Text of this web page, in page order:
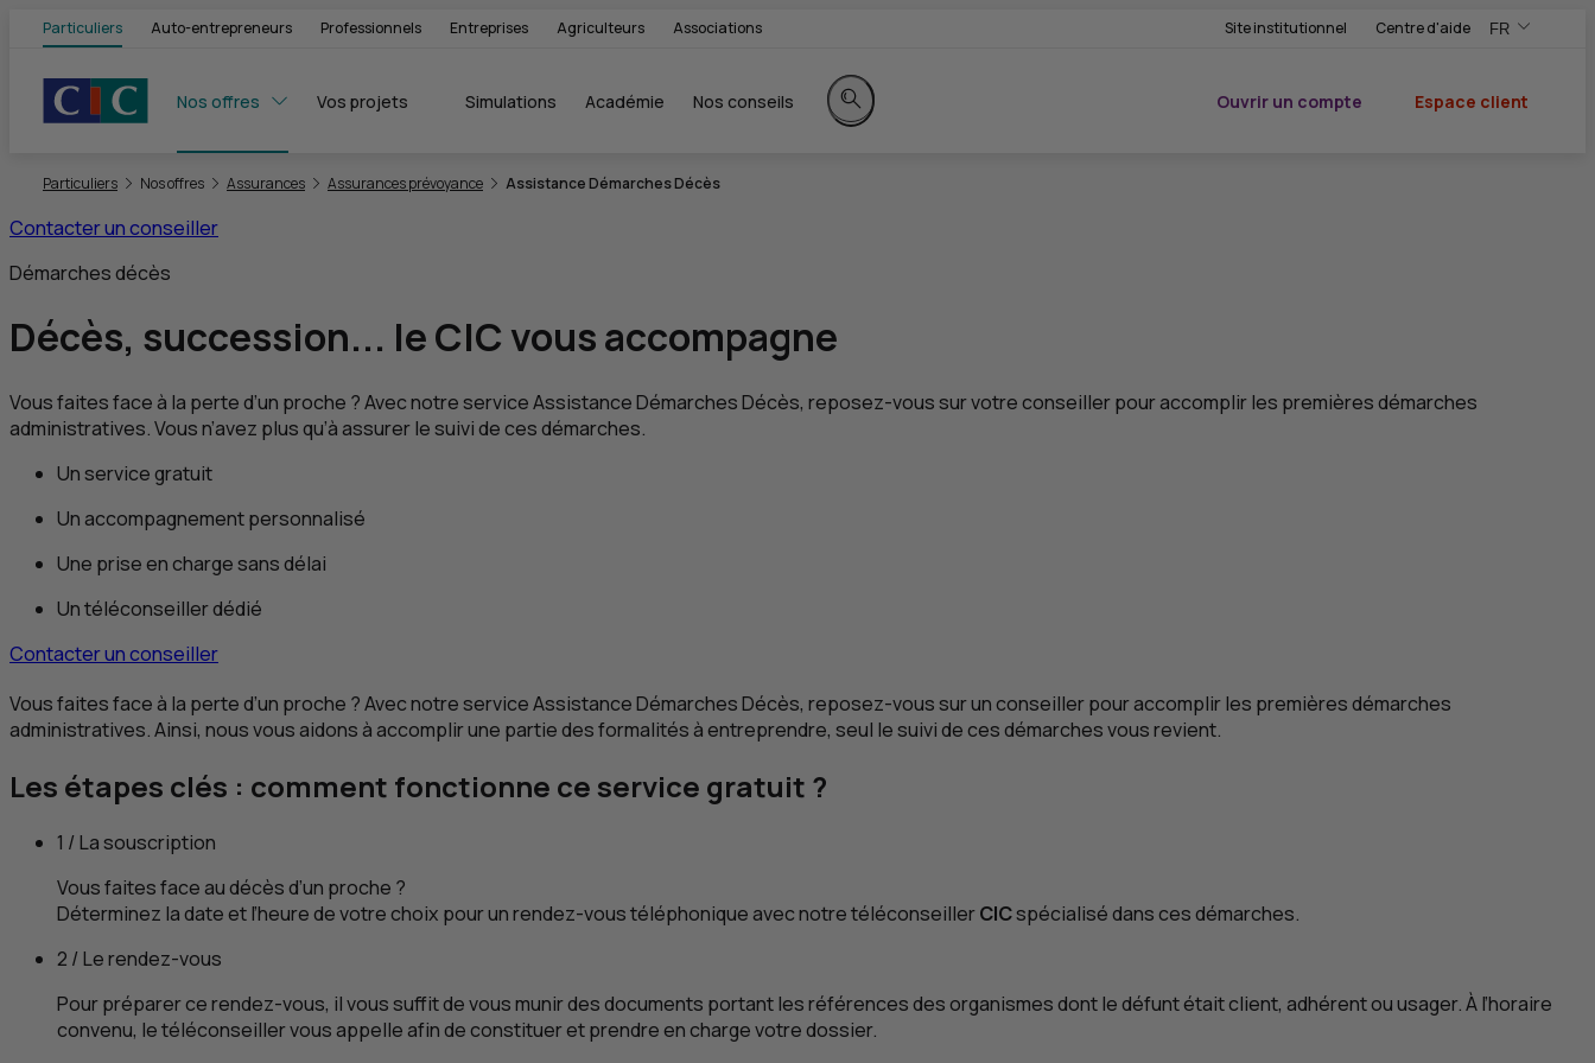
Particuliers Auto-entrepreneurs Professionnels Entreprises Agriculteurs Associations Site institutionnel Centre d'aide FR
,Version
,Changer de
Nos offres Vos projets Simulations Académie Nos conseils
Rechercher sur le site
Ouvrir un compte
Espace client
Particuliers Nos offres Assurances Assurances prévoyance Assistance Démarches Décès
Contacter un conseiller
Démarches décès
Décès, succession... leCIC vous accompagne
Vous faites face à la perte d’un proche ? Avec notre service Assistance Démarches Décès, reposez-vous sur votre conseiller pour accomplir les premières démarches
administratives. Vous n’avez plus qu’à assurer le suivi de ces démarches.
Un service gratuit
Un accompagnement personnalisé
Une prise en charge sans délai
Un téléconseiller dédié
Contacter un conseiller
Vous faites face à la perte d’un proche ? Avec notre service Assistance Démarches Décès, reposez-vous sur un conseiller pour accomplir les premières démarches
administratives. Ainsi, nous vous aidons à accomplir une partie des formalités à entreprendre, seul le suivi de ces démarches vous revient.
Les étapes clés : comment fonctionne ce service gratuit ?
1 / La souscription
Vous faites face au décès d’un proche ?
Déterminez la date et l’heure de votre choix pour un rendez-vous téléphonique avec notre téléconseillerCICspécialisé dans ces démarches.
2 / Le rendez-vous
Pour préparer ce rendez-vous, il vous suffit de vous munir des documents portant les références des organismes dont le défunt était client, adhérent ou usager. À l’horaire
convenu, le téléconseiller vous appelle afin de constituer et prendre en charge votre dossier.